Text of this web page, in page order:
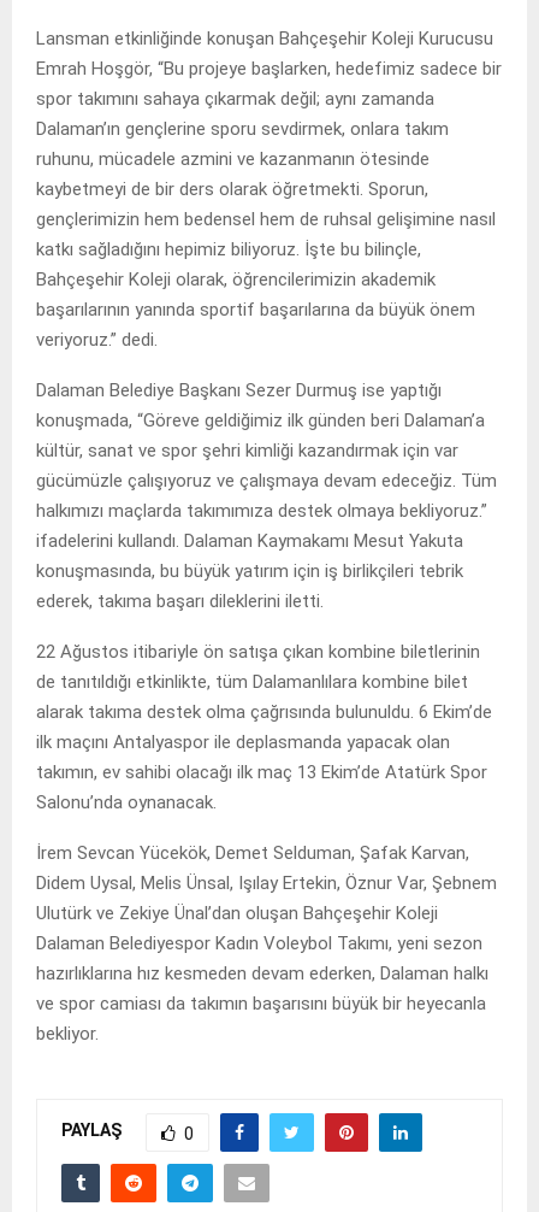
Lansman etkinliğinde konuşan Bahçeşehir Koleji Kurucusu
Emrah Hoşgör, “Bu projeye başlarken, hedefimiz sadece bir
spor takımını sahaya çıkarmak değil; aynı zamanda
Dalaman’ın gençlerine sporu sevdirmek, onlara takım
ruhunu, mücadele azmini ve kazanmanın ötesinde
kaybetmeyi de bir ders olarak öğretmekti. Sporun,
gençlerimizin hem bedensel hem de ruhsal gelişimine nasıl
katkı sağladığını hepimiz biliyoruz. İşte bu bilinçle,
Bahçeşehir Koleji olarak, öğrencilerimizin akademik
başarılarının yanında sportif başarılarına da büyük önem
veriyoruz.” dedi.
Dalaman Belediye Başkanı Sezer Durmuş ise yaptığı
konuşmada, “Göreve geldiğimiz ilk günden beri Dalaman’a
kültür, sanat ve spor şehri kimliği kazandırmak için var
gücümüzle çalışıyoruz ve çalışmaya devam edeceğiz. Tüm
halkımızı maçlarda takımımıza destek olmaya bekliyoruz.”
ifadelerini kullandı. Dalaman Kaymakamı Mesut Yakuta
konuşmasında, bu büyük yatırım için iş birlikçileri tebrik
ederek, takıma başarı dileklerini iletti.
22 Ağustos itibariyle ön satışa çıkan kombine biletlerinin
de tanıtıldığı etkinlikte, tüm Dalamanlılara kombine bilet
alarak takıma destek olma çağrısında bulunuldu. 6 Ekim’de
ilk maçını Antalyaspor ile deplasmanda yapacak olan
takımın, ev sahibi olacağı ilk maç 13 Ekim’de Atatürk Spor
Salonu’nda oynanacak.
İrem Sevcan Yücekök, Demet Selduman, Şafak Karvan,
Didem Uysal, Melis Ünsal, Işılay Ertekin, Öznur Var, Şebnem
Ulutürk ve Zekiye Ünal’dan oluşan Bahçeşehir Koleji
Dalaman Belediyespor Kadın Voleybol Takımı, yeni sezon
hazırlıklarına hız kesmeden devam ederken, Dalaman halkı
ve spor camiası da takımın başarısını büyük bir heyecanla
bekliyor.
PAYLAŞ 0